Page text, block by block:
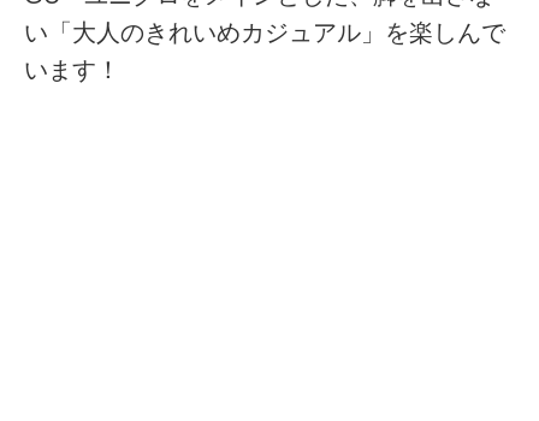
い「大人のきれいめカジュアル」を楽しんで
います！